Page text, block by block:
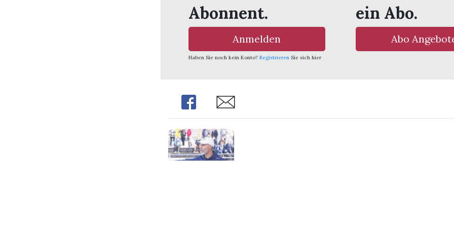
Abonnent.
Anmelden
Haben Sie noch kein Konto? Registrieren Sie sich hier
ein Abo.
Abo
Share Share